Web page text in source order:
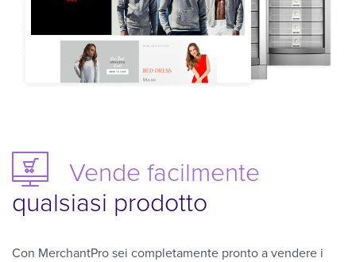
Vende facilmente
qualsiasi prodotto
Con MerchantPro sei completamente pronto a vendere i